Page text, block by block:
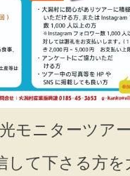
モニターツア
して下さる方